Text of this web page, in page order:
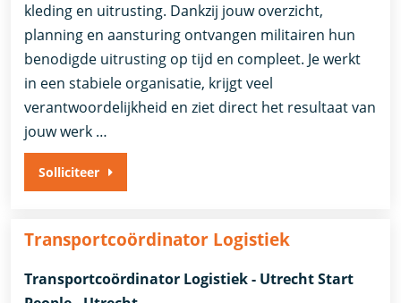
kleding en uitrusting. Dankzij jouw overzicht,
planning en aansturing ontvangen militairen hun
benodigde uitrusting op tijd en compleet. Je werkt
in een stabiele organisatie, krijgt veel
verantwoordelijkheid en ziet direct het resultaat van
jouw werk …
Solliciteer
Transportcoördinator Logistiek
Transportcoördinator Logistiek - Utrecht Start